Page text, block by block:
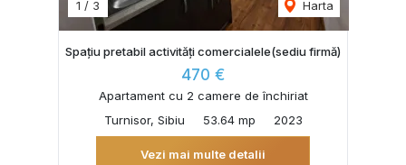
1 / 3 Harta
Spațiu pretabil activități comercialele(sediu firmă)
470 €
Apartament cu 2 camere de închiriat
Turnisor, Sibiu
53.64 mp 2023
Vezi mai multe detalii